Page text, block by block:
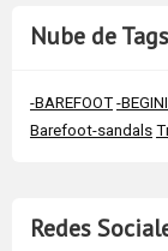
Nube de Tags
-BAREFOOT -
Barefoot-sandals
Redes